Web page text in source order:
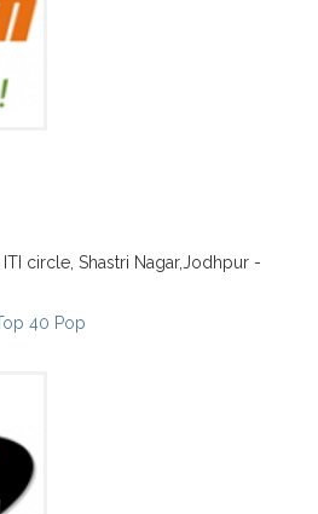
circle, Shastri Nagar,Jodhpur -
40 Pop